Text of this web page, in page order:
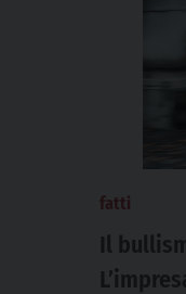
fatti
Il